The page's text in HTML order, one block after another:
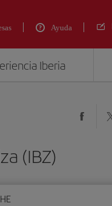
Ayuda
Iberia
(IBZ)